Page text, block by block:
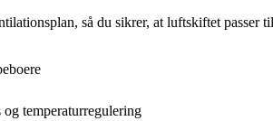
så du sikrer, at luftskiftet passer
temperaturregulering